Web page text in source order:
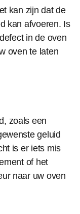
kan zijn dat de
kan afvoeren. Is
in de oven
oven te laten
zoals een
geluid
is er iets mis
of het
naar uw oven